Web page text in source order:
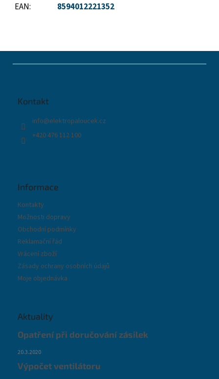
EAN: 8594012221352
Kontakt
info@elektropaloucek.cz
+420 476 112 100
Informace
Kontakty
Možnosti dopravy
Obchodní podmínky
Reklamační řád
Vrácení zboží
Zásady ochrany osobních údajů
Moje objednávka
Aktuality
Opatření při doručování zásilek
20.3.2020
Výpočet ventilátoru